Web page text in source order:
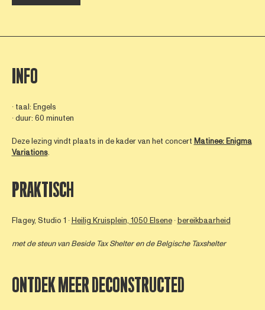
INFO
∙ taal: Engels
∙ duur: 60 minuten
Deze lezing vindt plaats in de kader van het concert Matinee: Enigma
Variations.
PRAKTISCH
Flagey, Studio 1 ∙Heilig Kruisplein, 1050 Elsene∙bereikbaarheid
met de steun vanBeside Tax Shelteren de Belgische Taxshelter
ONTDEK MEER DECONSTRUCTED